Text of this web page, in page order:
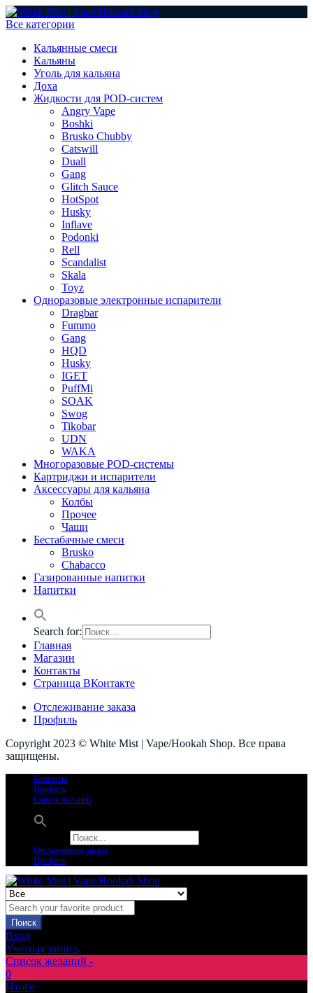
Все категории
Кальянные смеси
Кальяны
Уголь для кальяна
Доха
Жидкости для POD-систем
Angry Vape
Boshki
Brusko Chubby
Catswill
Duall
Gang
Glitch Sauce
HotSpot
Husky
Inflave
Podonki
Rell
Scandalist
Skala
Toyz
Одноразовые электронные испарители
Dragbar
Fummo
Gang
HQD
Husky
IGET
PuffMi
SOAK
Swog
Tikobar
UDN
WAKA
Многоразовые POD-системы
Картриджи и испарители
Аксессуары для кальяна
Колбы
Прочее
Чаши
Бестабачные смеси
Brusko
Chabacco
Газированные напитки
Напитки
Search for:
Главная
Магазин
Контакты
Страница ВКонтакте
Отслеживание заказа
Профиль
Copyright 2023 © White Mist | Vape/Hookah Shop. Все права
защищены.
Контакты
Профиль
Список желаний
Отслеживание заказа
Профиль
Поиск
Вход
Учетная запись
Список желаний -
0
Итого